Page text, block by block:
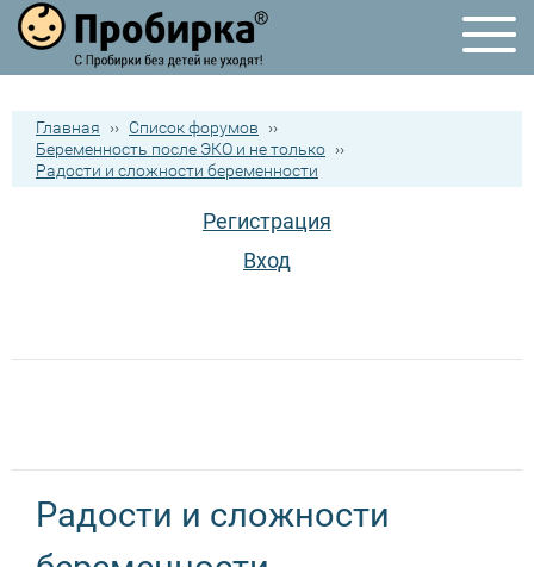
Главная ›› Список форумов
››
Беременность после ЭКО и не только ››
Радости и сложности беременности
Регистрация
Вход
Радости и сложности